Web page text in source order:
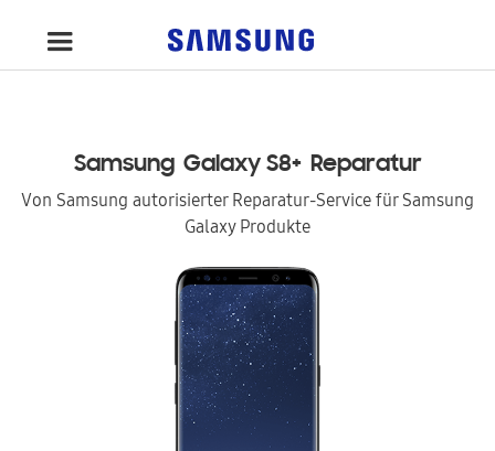
Samsung Galaxy S8+ Reparatur
Von Samsung autorisierter Reparatur-Service für Samsung
Galaxy Produkte